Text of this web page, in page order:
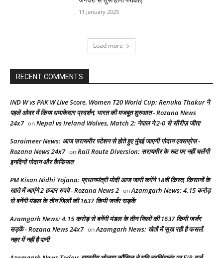
11 January 2025
Load more
RECENT COMMENTS
IND W vs PAK W Live Score, Women T20 World Cup: Renuka Thakur ने
पहले ओवर में किया धमाकेदार प्रदर्शन, भारत की मजबूत शुरुआत - Rozana News
24x7 onNepal vs Ireland Wolves, Match 2: नेपाल ने 2-0 से सीरीज़ जीता
Saraimeer News: आज सरायमीर स्टेशन से होते हुए मुंबई जाएगी गोदान एक्सप्रेस -
Rozana News 24x7 onRail Route Diversion: सरायमीर के रूट पर नहीं चलेंगी
इनदिनों गोदान और कैफियात
PM Kisan Nidhi Yojana: प्रधानमंत्री मोदी आज जारी करेंगे 18वीं किस्त, किसानों के
खाते में आएंगे 2 हजार रुपये - Rozana News 2 onAzamgarh News: 4.15 करोड़
से बनेंगी मंडल के तीन जिलों की 1637 किमी जर्जर सड़कें
Azamgarh News: 4.15 करोड़ से बनेंगी मंडल के तीन जिलों की 1637 किमी जर्जर
सड़कें - Rozana News 24x7 onAzamgarh News: खेतों में सूख रही है फसलें,
नहर में नहीं है पानी